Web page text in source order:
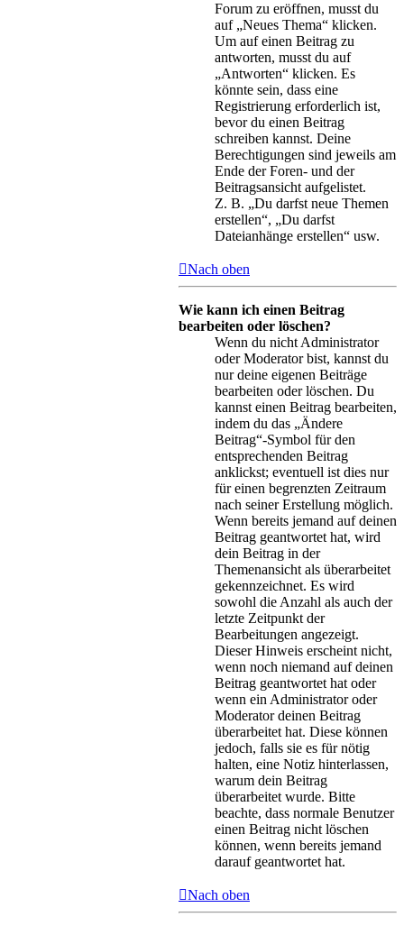
Forum zu eröffnen, musst du
auf „Neues Thema“ klicken.
Um auf einen Beitrag zu
antworten, musst du auf
„Antworten“ klicken. Es
könnte sein, dass eine
Registrierung erforderlich ist,
bevor du einen Beitrag
schreiben kannst. Deine
Berechtigungen sind jeweils am
Ende der Foren- und der
Beitragsansicht aufgelistet.
Z. B. „Du darfst neue Themen
erstellen“, „Du darfst
Dateianhänge erstellen“ usw.
Nach oben
Wie kann ich einen Beitrag
bearbeiten oder löschen?
Wenn du nicht Administrator
oder Moderator bist, kannst du
nur deine eigenen Beiträge
bearbeiten oder löschen. Du
kannst einen Beitrag bearbeiten,
indem du das „Ändere
Beitrag“-Symbol für den
entsprechenden Beitrag
anklickst; eventuell ist dies nur
für einen begrenzten Zeitraum
nach seiner Erstellung möglich.
Wenn bereits jemand auf deinen
Beitrag geantwortet hat, wird
dein Beitrag in der
Themenansicht als überarbeitet
gekennzeichnet. Es wird
sowohl die Anzahl als auch der
letzte Zeitpunkt der
Bearbeitungen angezeigt.
Dieser Hinweis erscheint nicht,
wenn noch niemand auf deinen
Beitrag geantwortet hat oder
wenn ein Administrator oder
Moderator deinen Beitrag
überarbeitet hat. Diese können
jedoch, falls sie es für nötig
halten, eine Notiz hinterlassen,
warum dein Beitrag
überarbeitet wurde. Bitte
beachte, dass normale Benutzer
einen Beitrag nicht löschen
können, wenn bereits jemand
darauf geantwortet hat.
Nach oben